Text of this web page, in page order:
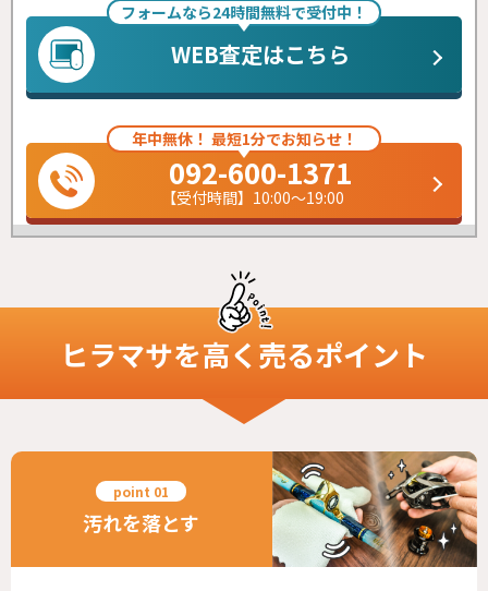
フォームなら24時間無料で受付中！
WEB査定はこちら
年中無休！ 最短1分でお知らせ！
092-600-1371
【受付時間】10:00～19:00
ヒラマサを高く売るポイント
汚れを落とす